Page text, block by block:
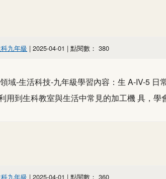
九年級 | 2025-04-01 | 點閱數： 380
域-生活科技-九年級學習內容：生 A-IV-5
用到生科教室與生活中常見的加工機 具，
九年級 | 2025-04-01 | 點閱數： 360